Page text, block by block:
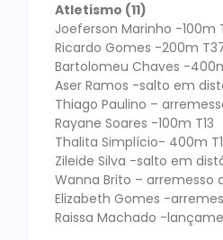
Atletismo (11)
Joeferson Marinho -100m
Ricardo Gomes -200m
Bartolomeu Chaves -
Aser Ramos -salto em
Thiago Paulino –
Rayane Soares -100m T13
Thalita Simplício- 400m
Zileide Silva -salto em
Wanna Brito – arremesso
Elizabeth Gomes -
Raissa Machado -